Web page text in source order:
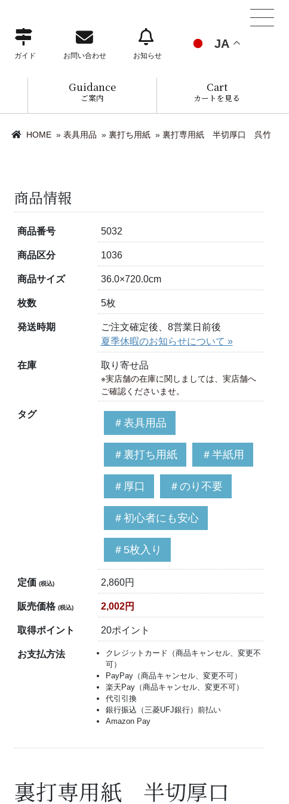
ガイド お問い合わせ お知らせ
JA
Guidance
ご案内
Cart
カートを見る
HOME » 表具用品 » 裏打ち用紙 » 裏打専用紙 半切厚口 呉竹
商品情報
商品番号 5032
商品区分 1036
商品サイズ 36.0×720.0cm
枚数 5枚
発送時期
ご注文確定後、8営業日前後
夏季休暇のお知らせについて »
在庫 取り寄せ品
※実店舗の在庫に関しましては、実店舗へ
ご確認くださいませ。
タグ
＃表具用品
＃裏打ち用紙 ＃半紙用
＃厚口 ＃のり不要
＃初心者にも安心
＃5枚入り
定価(税込) 2,860円
販売価格(税込) 2,002円
取得ポイント 20ポイント
お支払方法
クレジットカード（商品キャンセル、変更不
可）
PayPay（商品キャンセル、変更不可）
楽天Pay（商品キャンセル、変更不可）
代引引換
銀行振込（三菱UFJ銀行）前払い
Amazon Pay
裏打専用紙 半切厚口